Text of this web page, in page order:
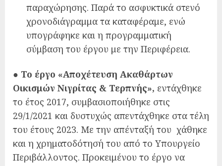
παραχώρησης. Παρά το ασφυκτικά στενό
χρονοδιάγραμμα τα καταφέραμε, ενώ
υπογράφηκε και η προγραμματική
σύμβαση του έργου με την Περιφέρεια.
● Το έργο «Αποχέτευση Ακαθάρτων
Οικισμών Νιγρίτας & Τερπνής», εντάχθηκε
το έτος 2017, συμβασιοποιήθηκε στις
29/1/2021 και δυστυχώς απεντάχθηκε στα τέλη
του έτους 2023. Με την απένταξή του χάθηκε
και η χρηματοδότησή του από το Υπουργείο
Περιβάλλοντος. Προκειμένου το έργο να